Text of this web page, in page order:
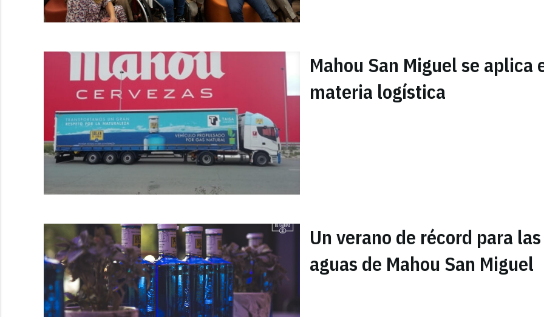
Mahou San Miguel se aplica
materia logística
Un verano de récord para las
aguas de Mahou San Miguel